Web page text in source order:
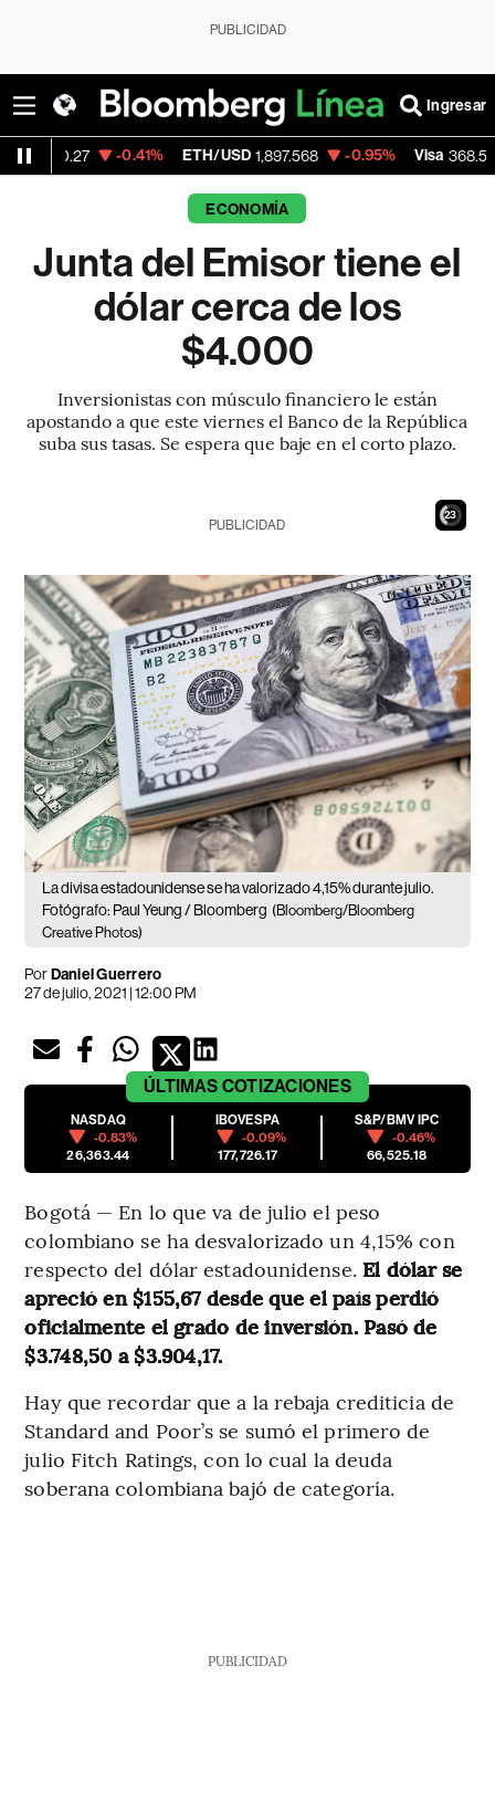
PUBLICIDAD
Ingresar
-0.41% ETH/USD 1,897.568 -0.95% Visa 368.54 -0.28%
ECONOMÍA
Junta del Emisor tiene el
dólar cerca de los
$4.000
Inversionistas con músculo financiero le están
apostando a que este viernes el Banco de la República
suba sus tasas. Se espera que baje en el corto plazo.
22
PUBLICIDAD
La divisa estadounidense se ha valorizado 4,15% durante julio.
Fotógrafo: Paul Yeung / Bloomberg (Bloomberg/Bloomberg
Creative Photos)
PorDaniel Guerrero
27 de julio, 2021 | 12:00 PM
ÚLTIMAS COTIZACIONES
NASDAQ
-0.83%
26,363.44
IBOVESPA
-0.09%
177,726.17
S&P/BMV IPC
-0.46%
66,525.18
Bogotá — En lo que va de julio el peso
colombiano se ha desvalorizado un 4,15% con
respecto del dólar estadounidense. El dólar se
apreció en $155,67 desde que el país perdió
oficialmente el grado de inversión. Pasó de
$3.748,50 a $3.904,17.
Hay que recordar que a la rebaja crediticia de
Standard and Poor’s se sumó el primero de
julio Fitch Ratings, con lo cual la deuda
soberana colombiana bajó de categoría.
PUBLICIDAD